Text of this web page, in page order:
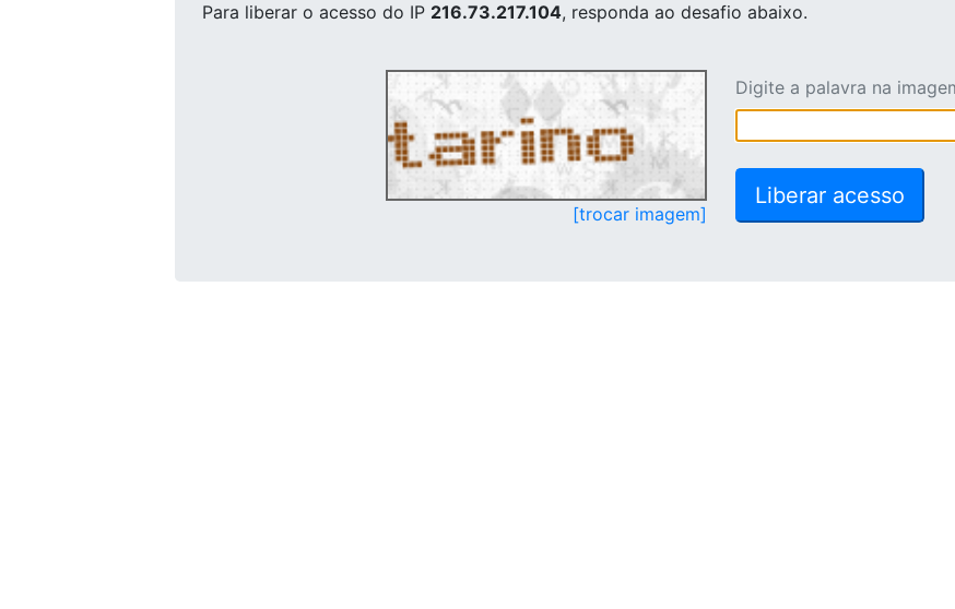
Para liberar o acesso do IP 216.73.217.104, responda ao desafio abaixo.
[trocar imagem]
Digite a palavra na